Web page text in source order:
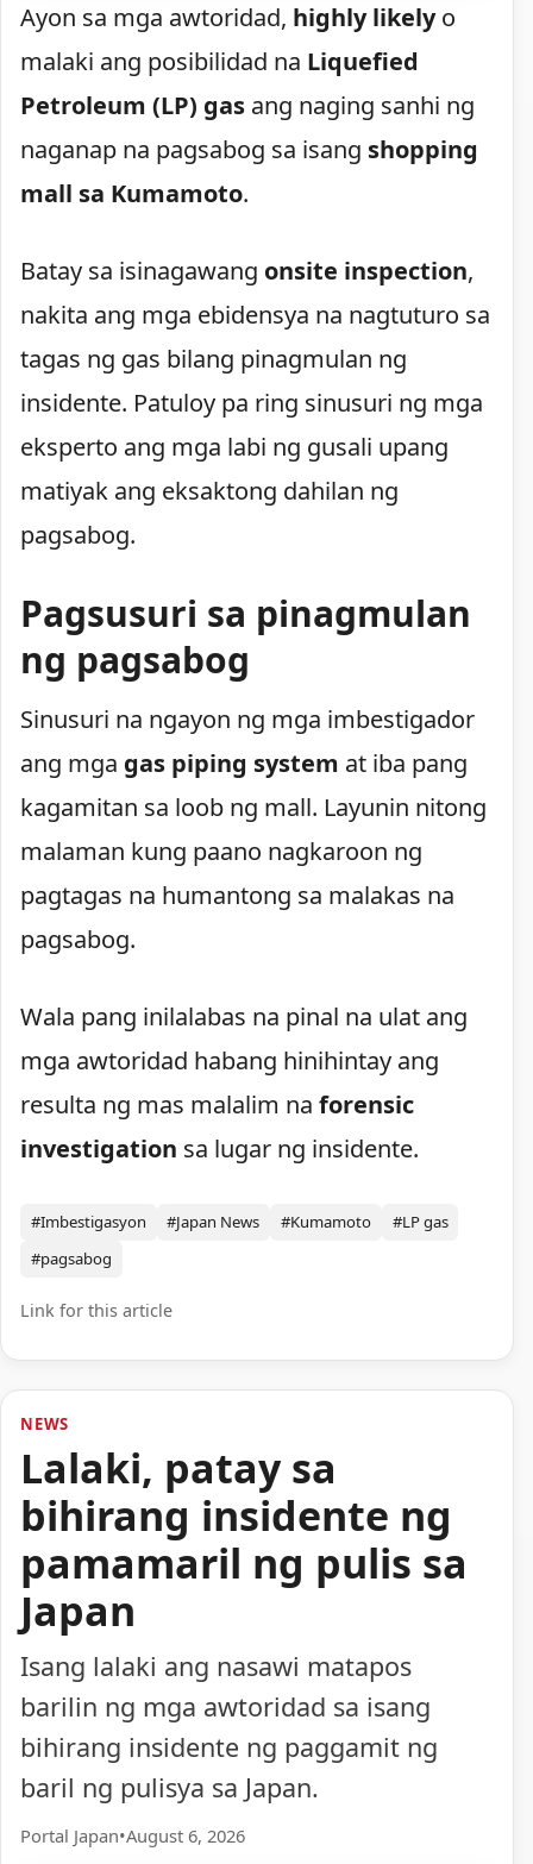
Ayon sa mga awtoridad, highly likelyo
malaki ang posibilidad na Liquefied
Petroleum (LP) gas ang naging sanhi ng
naganap na pagsabog sa isang shopping
mall sa Kumamoto.
Batay sa isinagawang onsite inspection,
nakita ang mga ebidensya na nagtuturo sa
tagas ng gas bilang pinagmulan ng
insidente. Patuloy pa ring sinusuri ng mga
eksperto ang mga labi ng gusali upang
matiyak ang eksaktong dahilan ng
pagsabog.
Pagsusuri sa pinagmulan
ng pagsabog
Sinusuri na ngayon ng mga imbestigador
ang mga gas piping system at iba pang
kagamitan sa loob ng mall. Layunin nitong
malaman kung paano nagkaroon ng
pagtagas na humantong sa malakas na
pagsabog.
Wala pang inilalabas na pinal na ulat ang
mga awtoridad habang hinihintay ang
resulta ng mas malalim na forensic
investigation sa lugar ng insidente.
#Imbestigasyon #Japan News #Kumamoto
#LP gas
#pagsabog
Link for this article
NEWS
Lalaki, patay sa
bihirang insidente ng
pamamaril ng pulis sa
Japan
Isang lalaki ang nasawi matapos
barilin ng mga awtoridad sa isang
bihirang insidente ng paggamit ng
baril ng pulisya sa Japan.
Portal Japan•August 6, 2026